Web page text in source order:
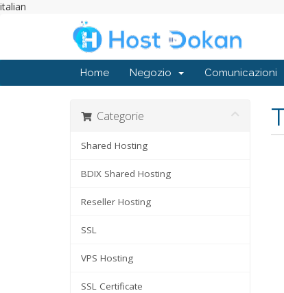
italian
Home Negozio Comunicazioni
Categorie
Shared Hosting
BDIX Shared Hosting
Reseller Hosting
SSL
VPS Hosting
SSL Certificate